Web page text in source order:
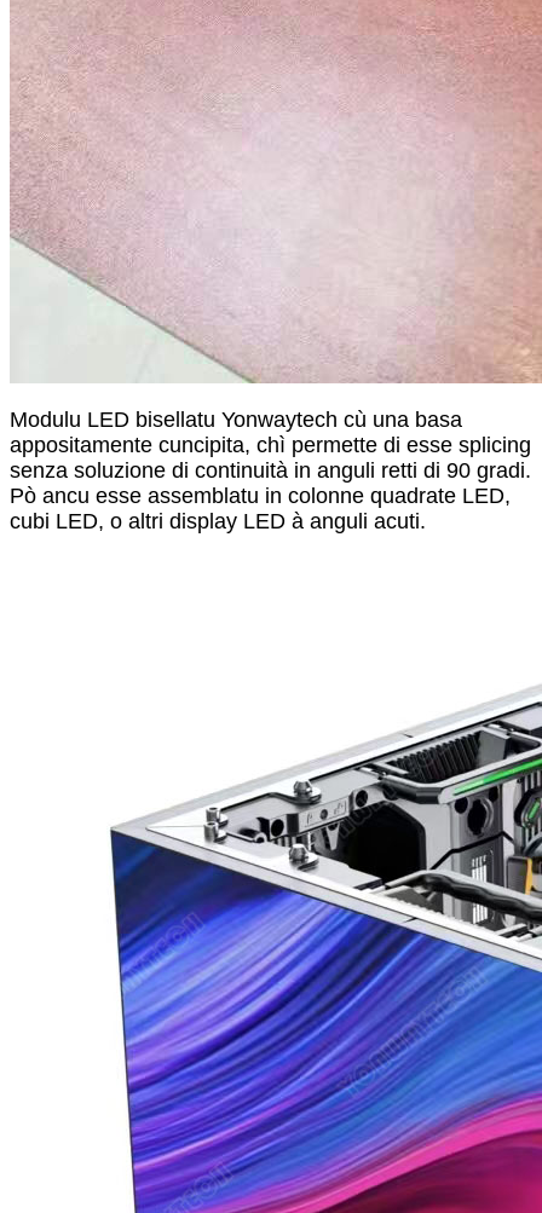
Modulu LED bisellatu Yonwaytech cù una basa
appositamente cuncipita, chì permette di esse splicing
senza soluzione di continuità in anguli retti di 90 gradi.
Pò ancu esse assemblatu in colonne quadrate LED,
cubi LED, o altri display LED à anguli acuti.